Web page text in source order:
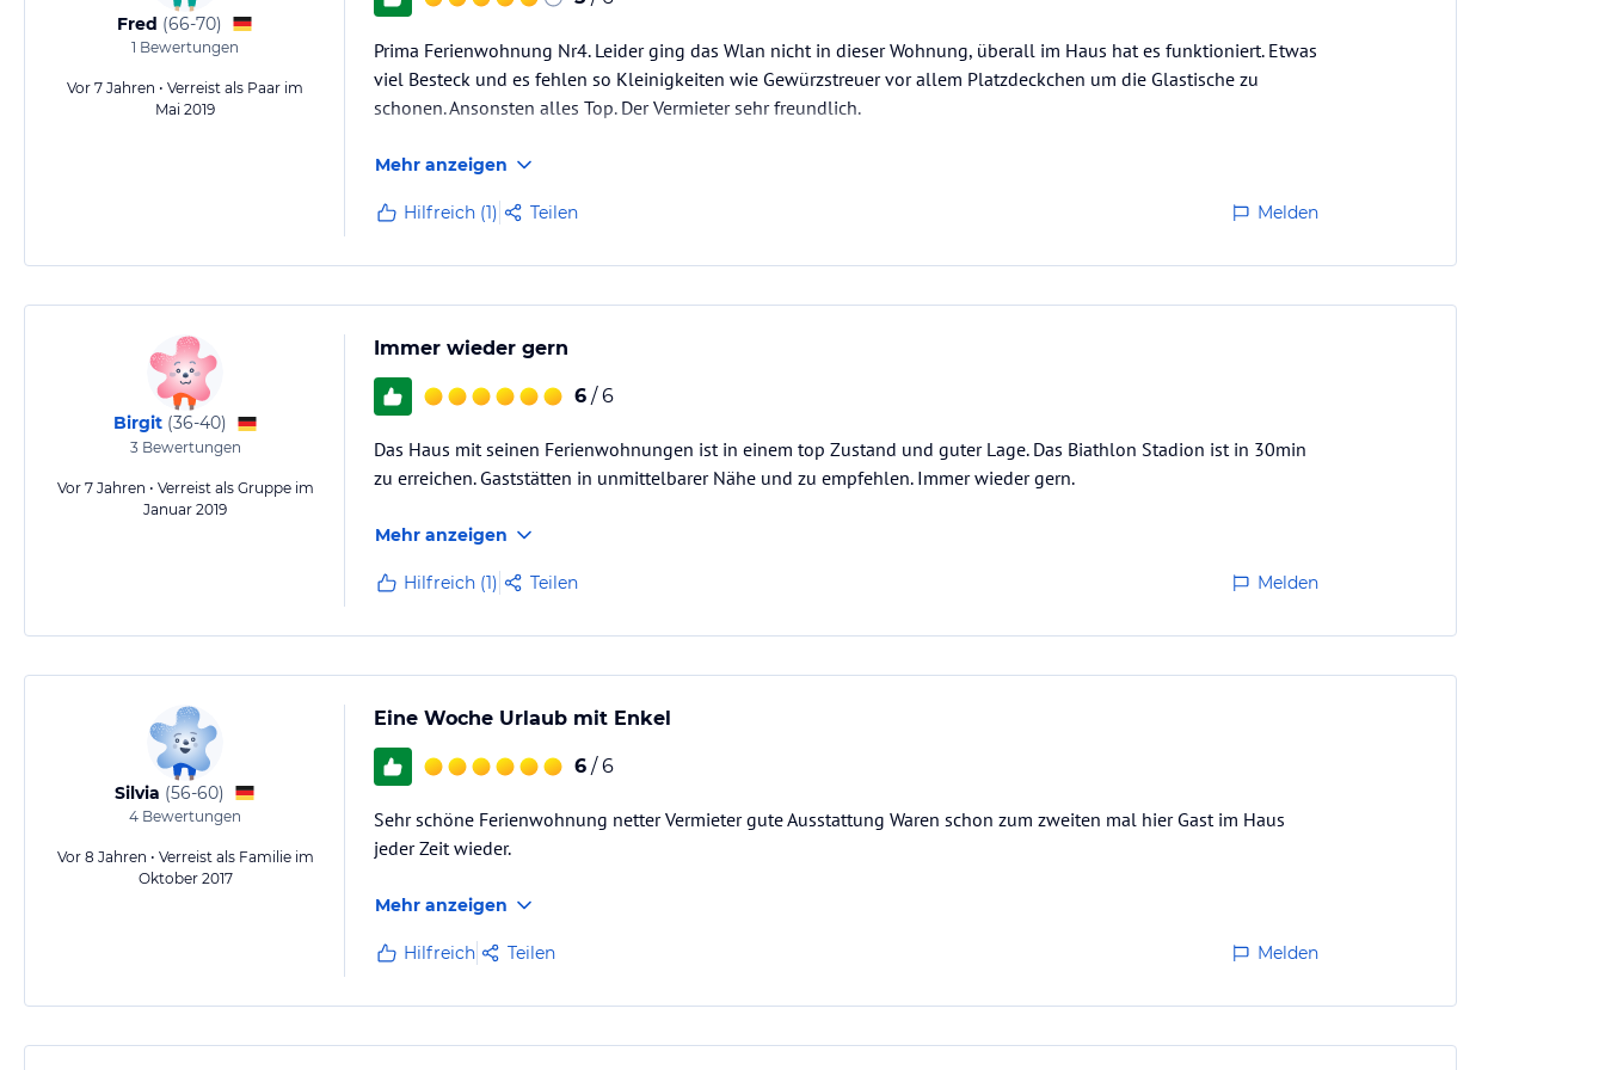
Fred (66-70)
1 Bewertungen
Vor 7 Jahren • Verreist als Paar im
Mai 2019
Prima Ferienwohnung Nr4. Leider ging das Wlan nicht in dieser Wohnung, überall im Haus hat es funktioniert. Etwas
viel Besteck und es fehlen so Kleinigkeiten wie Gewürzstreuer vor allem Platzdeckchen um die Glastische zu
schonen. Ansonsten alles Top. Der Vermieter sehr freundlich.
Mehr anzeigen
Hilfreich (1) Teilen Melden
Birgit (36-40)
3Bewertungen
Vor 7 Jahren • Verreist als Gruppe im
Januar 2019
Immer wieder gern
6 / 6
Das Haus mit seinen Ferienwohnungen ist in einem top Zustand und guter Lage. Das Biathlon Stadion ist in 30min
zu erreichen. Gaststätten in unmittelbarer Nähe und zu empfehlen. Immer wieder gern.
Mehr anzeigen
Hilfreich (1) Teilen Melden
Silvia (56-60)
4 Bewertungen
Vor 8 Jahren • Verreist als Familie im
Oktober 2017
Eine Woche Urlaub mit Enkel
6 / 6
Sehr schöne Ferienwohnung netter Vermieter gute Ausstattung Waren schon zum zweiten mal hier Gast im Haus
jeder Zeit wieder.
Mehr anzeigen
Hilfreich Teilen Melden